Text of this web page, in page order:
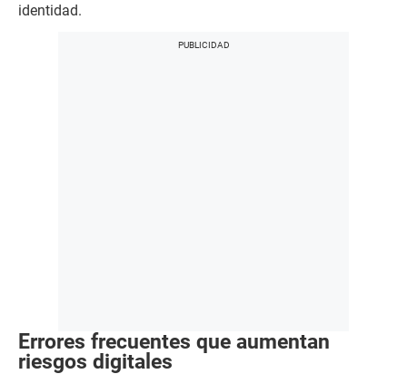
identidad.
Errores frecuentes que aumentan
riesgos digitales